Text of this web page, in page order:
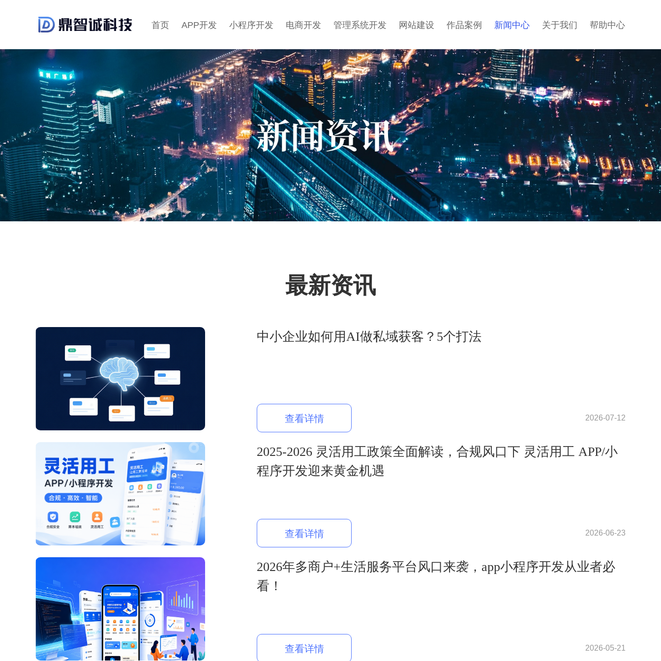
首页 APP开发 小程序开发 电商开发 管理系统开发 网站建设 作品案例 新闻中心 关于我们 帮助中心
最新资讯
中小企业如何用AI做私域获客？5个打法
查看详情 2026-07-12
2025-2026 灵活用工政策全面解读，合规风口下 灵活用工 APP/小
程序开发迎来黄金机遇
查看详情 2026-06-23
2026年多商户+生活服务平台风口来袭，app小程序开发从业者必
看！
查看详情 2026-05-21